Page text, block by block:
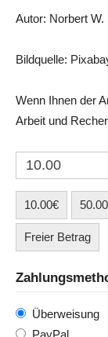
Autor: Norbert
Bildquelle:
Wenn Ihnen der
Arbeit und
10.00€
Freier Betrag
Überweisung
PayPal